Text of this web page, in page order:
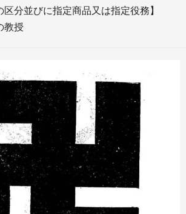
区分並びに指定商品又は指定役務】
教授